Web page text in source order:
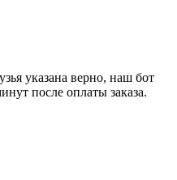
указана верно, наш бот
после оплаты заказа.